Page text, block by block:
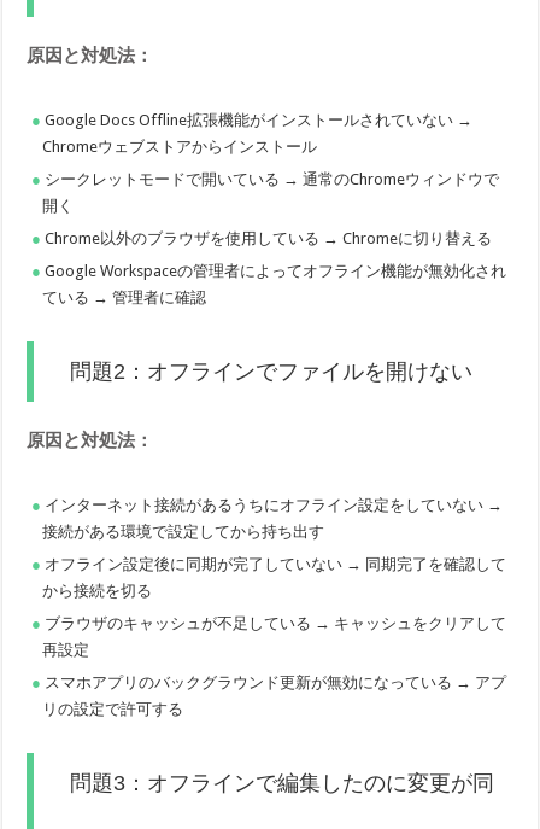
原因と対処法：
Google Docs Offline拡張機能がインストールされていない →
Chromeウェブストアからインストール
シークレットモードで開いている → 通常のChromeウィンドウで
開く
Chrome以外のブラウザを使用している → Chromeに切り替える
Google Workspaceの管理者によってオフライン機能が無効化され
ている → 管理者に確認
問題2：オフラインでファイルを開けない
原因と対処法：
インターネット接続があるうちにオフライン設定をしていない →
接続がある環境で設定してから持ち出す
オフライン設定後に同期が完了していない → 同期完了を確認して
から接続を切る
ブラウザのキャッシュが不足している → キャッシュをクリアして
再設定
スマホアプリのバックグラウンド更新が無効になっている → アプ
リの設定で許可する
問題3：オフラインで編集したのに変更が同